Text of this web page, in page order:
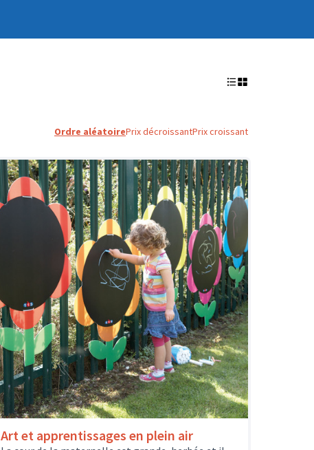
Ordre aléatoirePrix décroissantPrix croissant
Art et apprentissages en plein air